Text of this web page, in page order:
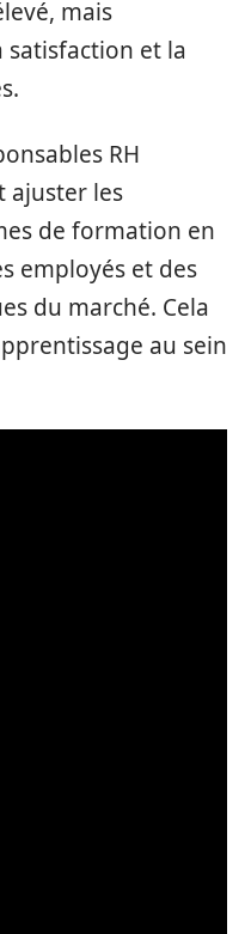
mais
et la
RH
ajuster les
de formation en
employés et des
du marché. Cela
au sein